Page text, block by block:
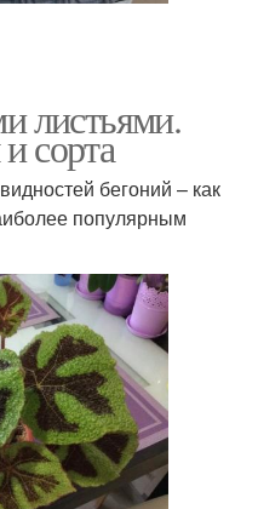
листьями.
сорта
бегоний – как
популярным